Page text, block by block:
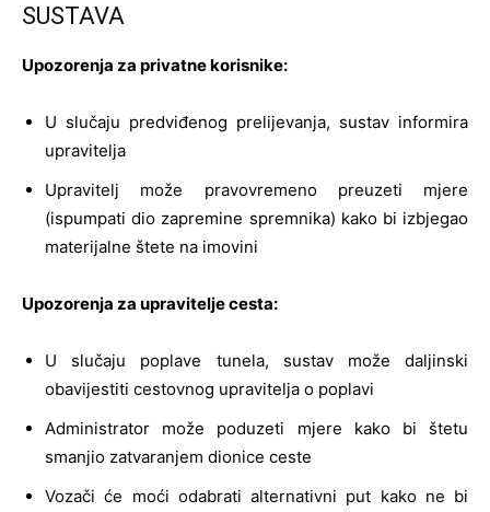
SUSTAVA
Upozorenja za privatne korisnike:
U slučaju predviđenog prelijevanja, sustav informira
upravitelja
Upravitelj može pravovremeno preuzeti mjere
(ispumpati dio zapremine spremnika) kako bi izbjegao
materijalne štete na imovini
Upozorenja za upravitelje cesta:
U slučaju poplave tunela, sustav može daljinski
obavijestiti cestovnog upravitelja o poplavi
Administrator može poduzeti mjere kako bi štetu
smanjio zatvaranjem dionice ceste
Vozači će moći odabrati alternativni put kako ne bi